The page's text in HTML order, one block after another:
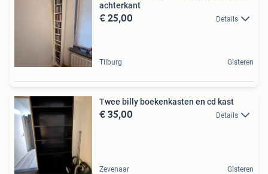
achterkant
€ 25,00 Details
Tilburg Gisteren
Twee billy boekenkasten en cd kast
€ 35,00 Details
Zevenaar Gisteren